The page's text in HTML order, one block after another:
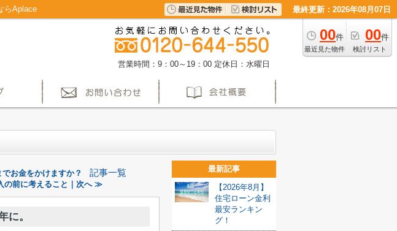
らAplace 最終更新：2026年08月07日
00件
最近見た物件
00件
検討リスト
営業時間：9：00～19：00 定休日：水曜日
お金をかけますか？ 記事一覧
の前に考えること｜次へ ≫
に。
最新記事
【2026年8月】
住宅ローン金利
最安ランキン
グ！